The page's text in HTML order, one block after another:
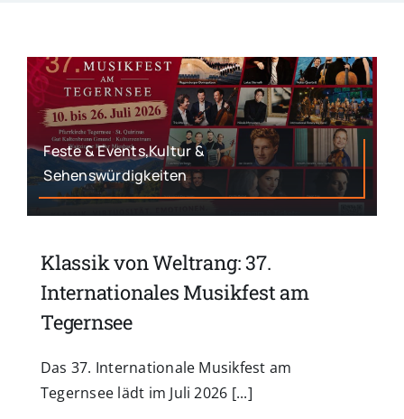
Feste & Events,Kultur &
Sehenswürdigkeiten
Klassik von Weltrang: 37.
Internationales Musikfest am
Tegernsee
Das 37. Internationale Musikfest am
Tegernsee lädt im Juli 2026 [...]